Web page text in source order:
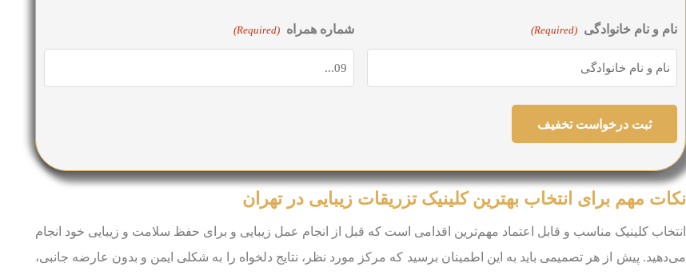
نام و نام خانوادگی (Required) شماره همراه (Required)
نکات مهم برای انتخاب بهترین کلینیک تزریقات زیبایی در تهران
انتخاب کلینیک مناسب و قابل اعتماد مهم‌ترین اقدامی است که قبل از انجام عمل زیبایی و برای حفظ سلامت و زیبایی خود انجام
می‌دهید. پیش از هر تصمیمی باید به این اطمینان برسید که مرکز مورد نظر، نتایج دلخواه را به شکلی ایمن و بدون عارضه جانبی،